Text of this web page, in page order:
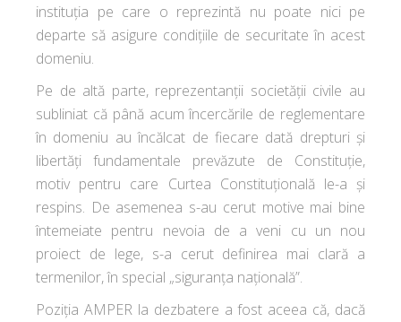
instituția pe care o reprezintă nu poate nici pe
departe să asigure condițiile de securitate în acest
domeniu.
Pe de altă parte, reprezentanții societății civile au
subliniat că până acum încercările de reglementare
în domeniu au încălcat de fiecare dată drepturi și
libertăți fundamentale prevăzute de Constituție,
motiv pentru care Curtea Constituțională le-a și
respins. De asemenea s-au cerut motive mai bine
întemeiate pentru nevoia de a veni cu un nou
proiect de lege, s-a cerut definirea mai clară a
termenilor, în special „siguranța națională”.
Poziția AMPER la dezbatere a fost aceea că, dacă